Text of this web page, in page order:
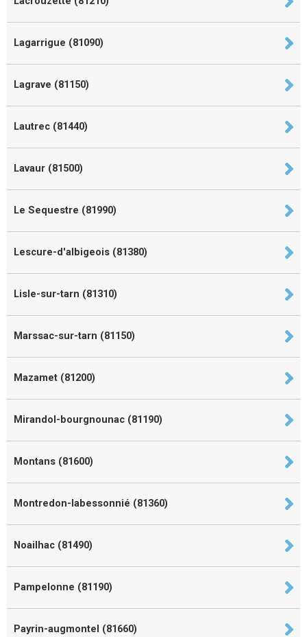
Lagarrigue (81090)
Lagrave (81150)
Lautrec (81440)
Lavaur (81500)
Le Sequestre (81990)
Lescure-d'albigeois (81380)
Lisle-sur-tarn (81310)
Marssac-sur-tarn (81150)
Mazamet (81200)
Mirandol-bourgnounac (81190)
Montans (81600)
Montredon-labessonnié (81360)
Noailhac (81490)
Pampelonne (81190)
Payrin-augmontel (81660)